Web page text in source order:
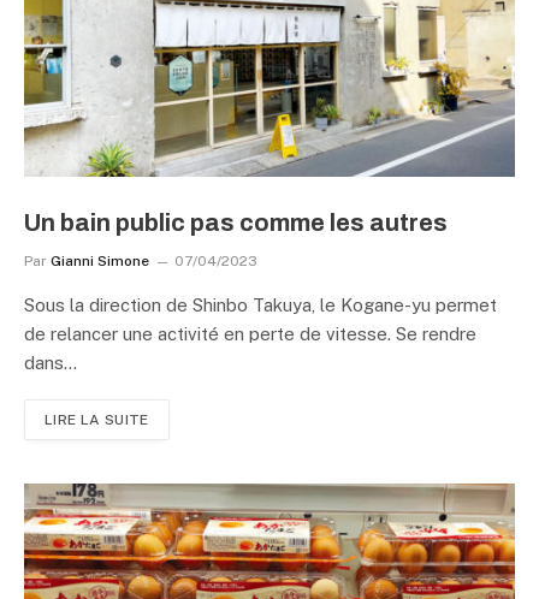
Un bain public pas comme les autres
Par Gianni Simone 07/04/2023
Sous la direction de Shinbo Takuya, le Kogane-yu permet
de relancer une activité en perte de vitesse. Se rendre
dans…
LIRE LA SUITE